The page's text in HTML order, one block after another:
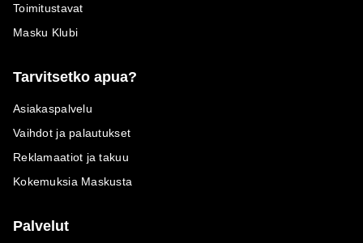
Toimitustavat
Masku Klubi
Tarvitsetko apua?
Asiakaspalvelu
Vaihdot ja palautukset
Reklamaatiot ja takuu
Kokemuksia Maskusta
Palvelut